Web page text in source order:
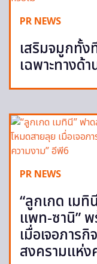
PR NEWS
เสริมจมูกทั้
เฉพาะทางด้
PR NEWS
“ลูกเกด เมทิ
แพท-ซานิ”
เมื่อเจอภาร
สงครามแห่ง